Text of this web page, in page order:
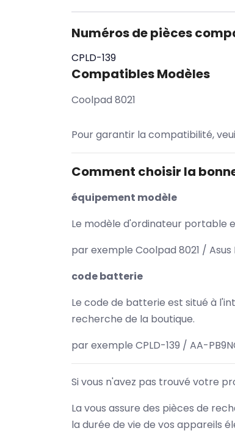
Numéros de pièces
CPLD-139
Compatibles Modèles
Coolpad 8021
Pour garantir la compatibilité,
Comment choisir la
équipement modèle
Le modèle d'ordinateur portable
par exemple Coolpad 8021 / Asus
code batterie
Le code de batterie est situé à
recherche de la boutique.
par exemple CPLD-139 / AA-
Si vous n'avez pas trouvé votre
La vous assure des pièces de
la durée de vie de vos appareils